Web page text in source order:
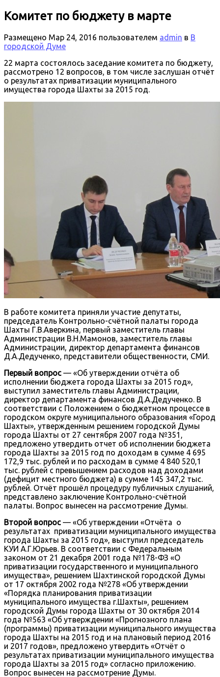
Комитет по бюджету в марте
Размещено Мар 24, 2016 пользователем admin в В
городской Думе
22 марта состоялось заседание комитета по бюджету,
рассмотрено 12 вопросов, в том числе заслушан отчёт
о результатах приватизации муниципального
имущества города Шахты за 2015 год.
В работе комитета приняли участие депутаты,
председатель Контрольно-счётной палаты города
Шахты Г.В.Аверкина, первый заместитель главы
Администрации В.Н.Мамонов, заместитель главы
Администрации, директор департамента финансов
Д.А.Дедученко, представители общественности, СМИ.
Первый вопрос — «Об утверждении отчёта об
исполнении бюджета города Шахты за 2015 год»,
выступил заместитель главы Администрации,
директор департамента финансов Д.А.Дедученко. В
соответствии с Положением о бюджетном процессе в
городском округе муниципального образования «Город
Шахты», утвержденным решением городской Думы
города Шахты от 27 сентября 2007 года №351,
предложено утвердить отчет об исполнении бюджета
города Шахты за 2015 год по доходам в сумме 4 695
172,9 тыс. рублей и по расходам в сумме 4 840 520,1
тыс. рублей с превышением расходов над доходами
(дефицит местного бюджета) в сумме 145 347,2 тыс.
рублей. Отчёт прошёл процедуру публичных слушаний,
представлено заключение Контрольно-счётной
палаты. Вопрос вынесен на рассмотрение Думы.
Второй вопрос — «Об утверждении «Отчёта о
результатах приватизации муниципального имущества
города Шахты за 2015 год», выступил председатель
КУИ А.Г.Юрьев. В соответствии с Федеральным
законом от 21 декабря 2001 года №178-ФЗ «О
приватизации государственного и муниципального
имущества», решением Шахтинской городской Думы
от 17 октября 2002 года №278 «Об утверждении
«Порядка планирования приватизации
муниципального имущества г.Шахты», решением
городской Думы города Шахты от 30 октября 2014
года №563 «Об утверждении «Прогнозного плана
(программы) приватизации муниципального имущества
города Шахты на 2015 год и на плановый период 2016
и 2017 годов», предложено утвердить «Отчёт о
результатах приватизации муниципального имущества
города Шахты за 2015 год» согласно приложению.
Вопрос вынесен на рассмотрение Думы.